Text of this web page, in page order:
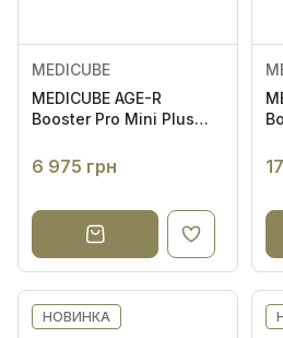
MEDICUBE
MEDICUBE AGE-R
Booster Pro Mini Plus
для домашнього
догляду за шкірою
6 975 грн
НОВИНКА